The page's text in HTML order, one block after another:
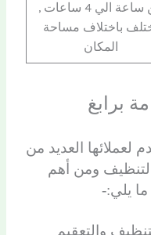
من ساعة الي 4 ساعات ,
باختلاف مساحة
المكان
برابغ
لعملائها العديد من
ومن أهم
ما يلي:-
والتعقيم